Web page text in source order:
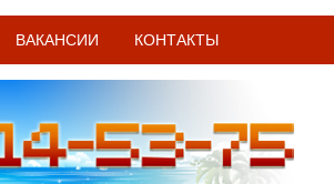
ВАКАНСИИ КОНТАКТЫ